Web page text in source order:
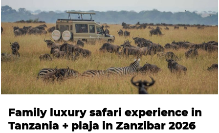
Family luxury safari experience in
Tanzania + plaja in Zanzibar 2026